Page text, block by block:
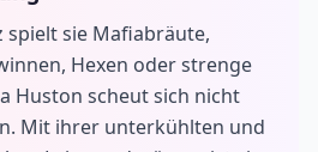
sie Mafiabräute,
Hexen oder strenge
Huston scheut sich nicht
Mit ihrer unterkühlten und